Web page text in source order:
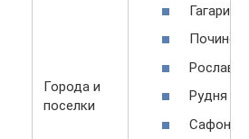
Города и
поселки
Гагарин
Починок
Рославль
Рудня